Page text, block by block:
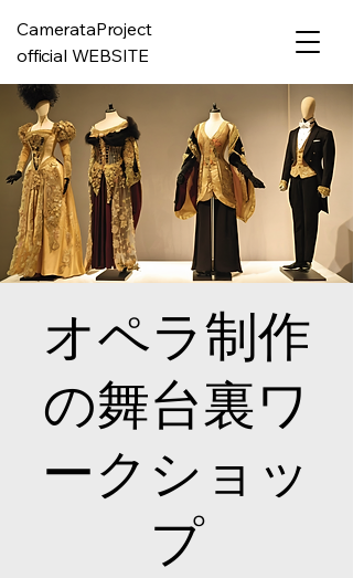
CamerataProject
official WEBSITE
オペラ制作
の舞台裏ワ
ークショッ
プ